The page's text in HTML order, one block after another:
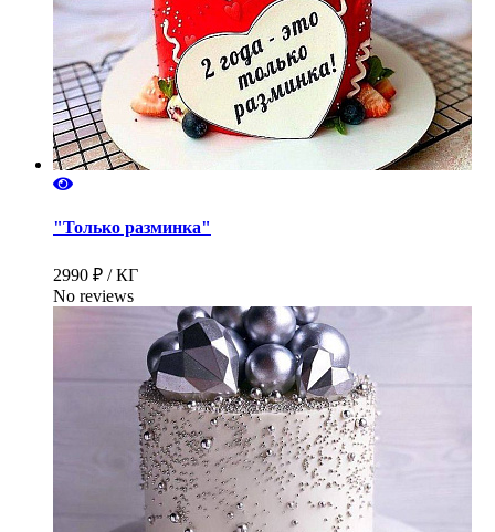
"Только разминка"
2990 ₽ / КГ
No reviews